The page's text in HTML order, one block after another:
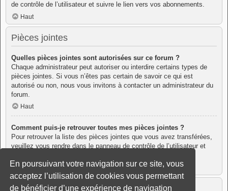
En poursuivant votre navigation sur ce site, vous
acceptez l’utilisation de cookies vous permettant
de bénéficier d’une expérience de navigation
de contrôle de l’utilisateur et suivre le lien vers vos abonnements.
Haut
Pièces jointes
Quelles pièces jointes sont autorisées sur ce forum ?
Chaque administrateur peut autoriser ou interdire certains types de
pièces jointes. Si vous n’êtes pas certain de savoir ce qui est
autorisé ou non, nous vous invitons à contacter un administrateur du
forum.
Haut
Comment puis-je retrouver toutes mes pièces jointes ?
Pour retrouver la liste des pièces jointes que vous avez transférées,
veuillez vous rendre dans le panneau de contrôle de l’utilisateur et
Haut
À propos de phpBB